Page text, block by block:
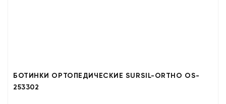
БОТИНКИ ОРТОПЕДИЧЕСКИЕ SURSIL-ORTHO OS-
253302